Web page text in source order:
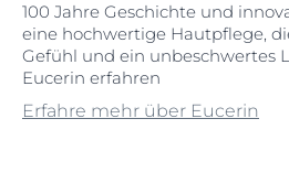
100 Jahre Geschichte und
eine hochwertige Hautpflege,
Gefühl und ein unbeschwertes
Eucerin erfahren
Erfahre mehr über Eucerin